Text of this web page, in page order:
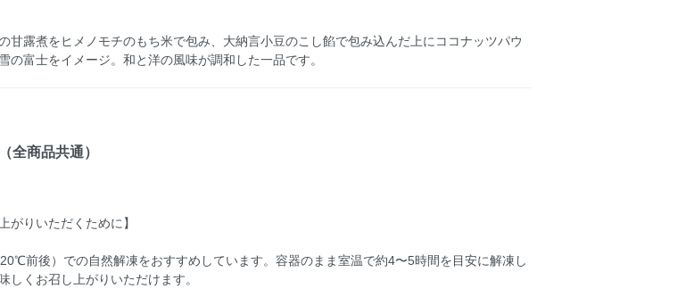
甘露煮をヒメノモチのもち米で包み、大納言小豆のこし餡で包み込んだ上にココナッツパウ
の富士をイメージ。和と洋の風味が調和した一品です。
全商品共通）
がりいただくために】
前後）での自然解凍をおすすめしています。容器のまま室温で約4〜5時間を目安に解凍し
しくお召し上がりいただけます。